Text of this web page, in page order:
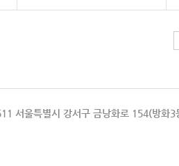
서울특별시 강서구 금낭화로 154(방화3